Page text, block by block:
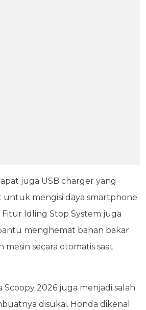
juga USB charger yang
untuk mengisi daya smartphone
Idling Stop System juga
menghemat bahan bakar
secara otomatis saat
Scoopy 2026 juga menjadi salah
disukai. Honda dikenal